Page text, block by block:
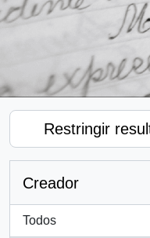
Restringir
Creador
Todos